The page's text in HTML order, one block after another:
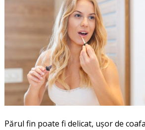
Părul fin poate fi delicat, ușor de